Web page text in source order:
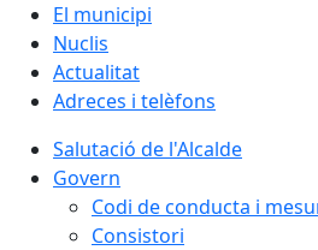
El municipi
Nuclis
Actualitat
Adreces i telèfons
Salutació de l'Alcalde
Govern
Codi de conducta i
Consistori